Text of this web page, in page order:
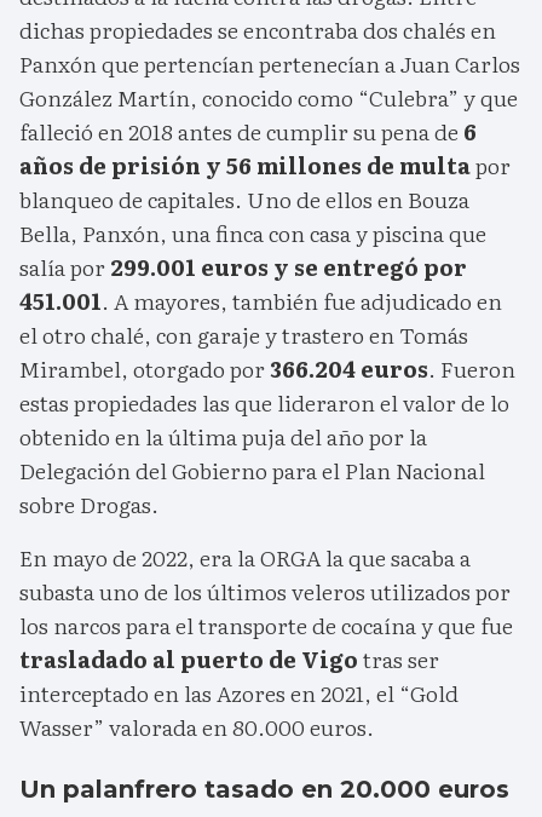
dichas propiedades se encontraba dos chalés en
Panxón que pertencían pertenecían a Juan Carlos
González Martín, conocido como “Culebra” y que
falleció en 2018 antes de cumplir su pena de 6
años de prisión y 56 millones de multapor
blanqueo de capitales. Uno de ellos en Bouza
Bella, Panxón, una finca con casa y piscina que
salía por299.001 euros y se entregó por
451.001. A mayores, también fue adjudicado en
el otro chalé, con garaje y trastero en Tomás
Mirambel, otorgado por366.204 euros. Fueron
estas propiedades las que lideraron el valor de lo
obtenido en la última puja del año por la
Delegación del Gobierno para el Plan Nacional
sobre Drogas.
En mayo de 2022, era la ORGA la que sacaba a
subasta uno de los últimos veleros utilizados por
los narcos para el transporte de cocaína y que fue
trasladado al puerto de Vigotras ser
interceptado en las Azores en 2021, el “Gold
Wasser” valorada en 80.000 euros.
Un palanfrero tasado en 20.000 euros